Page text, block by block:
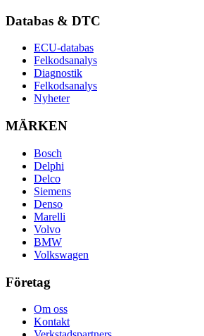
Databas & DTC
ECU-databas
Felkodsanalys
Diagnostik
Felkodsanalys
Nyheter
MÄRKEN
Bosch
Delphi
Delco
Siemens
Denso
Marelli
Volvo
BMW
Volkswagen
Företag
Om oss
Kontakt